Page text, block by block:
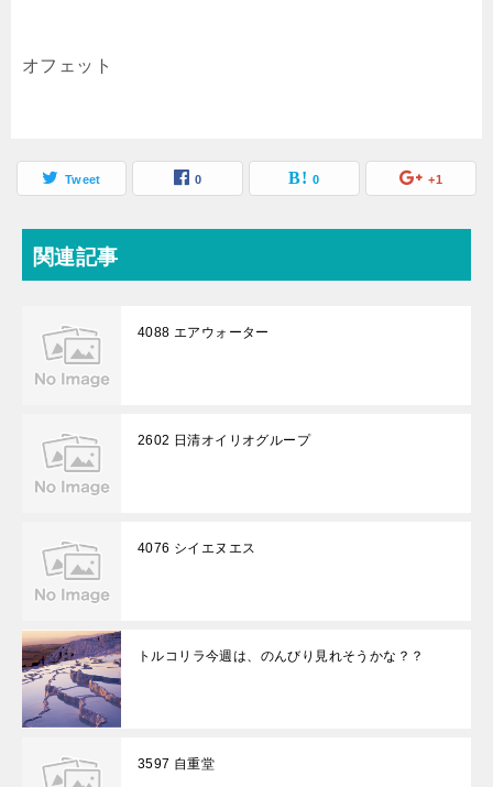
オフェット
Tweet 0 0 +1
関連記事
4088 エアウォーター
2602 日清オイリオグループ
4076 シイエヌエス
トルコリラ今週は、のんびり見れそうかな？？
3597 自重堂